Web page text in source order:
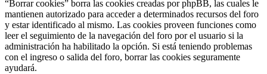
“Borrar cookies” borra las cookies creadas por phpBB, las cuales le
mantienen autorizado para acceder a determinados recursos del foro
y estar identificado al mismo. Las cookies proveen funciones como
leer el seguimiento de la navegación del foro por el usuario si la
administración ha habilitado la opción. Si está teniendo problemas
con el ingreso o salida del foro, borrar las cookies seguramente
ayudará.